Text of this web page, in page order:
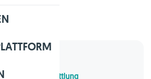
und Gewinnermittlung